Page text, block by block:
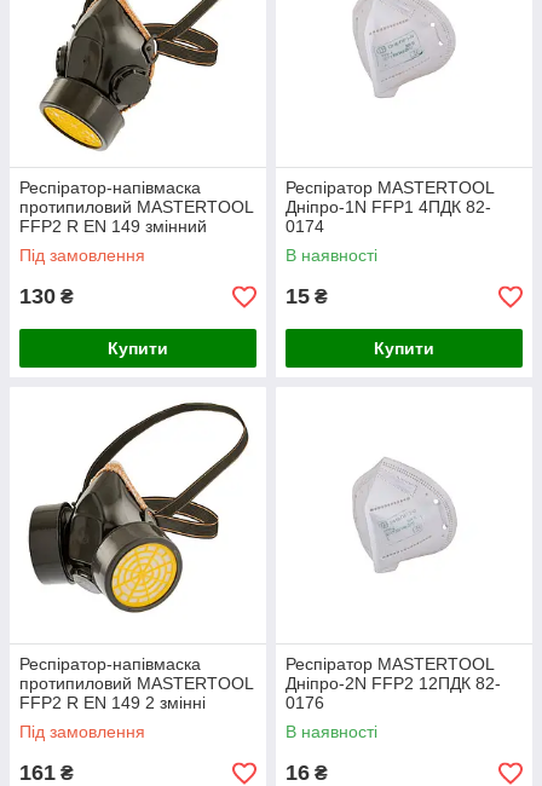
Респіратор-напівмаска
протипиловий MASTERTOOL
FFP2 R EN 149 змінний
протигазовий фільтр 82-0186
Під замовлення
130 ₴
Купити
Респіратор MASTERTOOL
Дніпро-1N FFP1 4ПДК 82-
0174
В наявності
15 ₴
Купити
Респіратор-напівмаска
протипиловий MASTERTOOL
FFP2 R EN 149 2 змінні
протигазові фільтри 82-0187
Під замовлення
161 ₴
Респіратор MASTERTOOL
Дніпро-2N FFP2 12ПДК 82-
0176
В наявності
16 ₴